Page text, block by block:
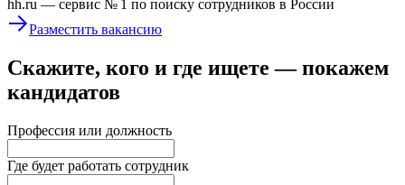
hh.ru — сервис № 1 по поиску сотрудников в России
Разместить вакансию
Скажите, кого и где ищете — покажем
кандидатов
Профессия или должность
Где будет работать сотрудник